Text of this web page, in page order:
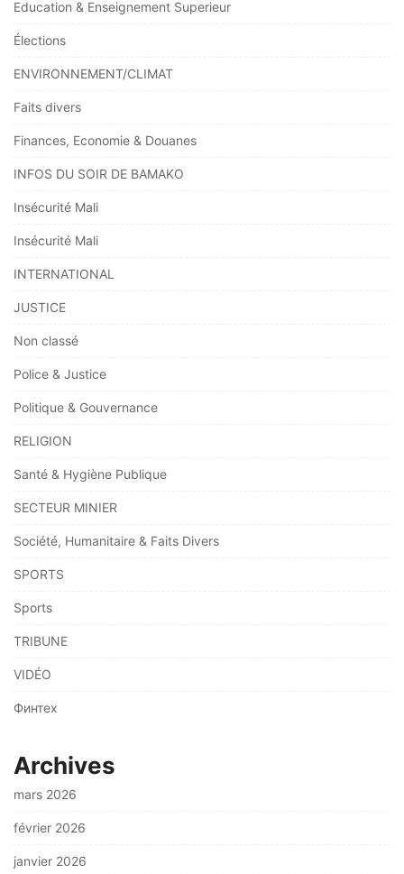
Education & Enseignement Superieur
Élections
ENVIRONNEMENT/CLIMAT
Faits divers
Finances, Economie & Douanes
INFOS DU SOIR DE BAMAKO
Insécurité Mali
Insécurité Mali
INTERNATIONAL
JUSTICE
Non classé
Police & Justice
Politique & Gouvernance
RELIGION
Santé & Hygiène Publique
SECTEUR MINIER
Société, Humanitaire & Faits Divers
SPORTS
Sports
TRIBUNE
VIDÉO
Финтех
Archives
mars 2026
février 2026
janvier 2026